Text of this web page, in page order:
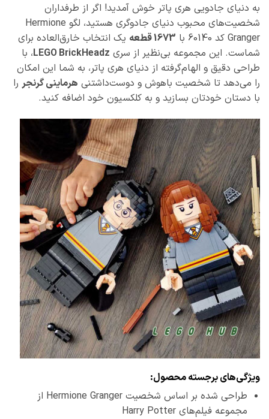
به دنیای جادویی هری پاتر خوش آمدید! اگر از طرفداران
شخصیت‌های محبوب دنیای جادوگری هستید، لگو Hermione
Granger کد 60140 با
1673 قطعه
یک انتخاب خارق‌العاده برای
شماست. این مجموعه بی‌نظیر از سریLEGO BrickHeadz، با
طراحی دقیق و الهام‌گرفته از دنیای هری پاتر، به شما این امکان
را می‌دهد تا شخصیت باهوش و دوست‌داشتنیهرماینی گرنجررا
با دستان خودتان بسازید و به کلکسیون خود اضافه کنید.
ویژگی‌های برجسته محصول:
طراحی شده بر اساس شخصیت Hermione Granger از
مجموعه فیلم‌های Harry Potter